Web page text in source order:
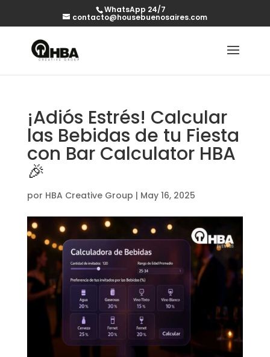
WhatsApp 24/7
contacto@housebuenosaires.com
¡Adiós Estrés! Calcular
las Bebidas de tu Fiesta
con Bar Calculator HBA
🎉
por HBA Creative Group | May 16, 2025